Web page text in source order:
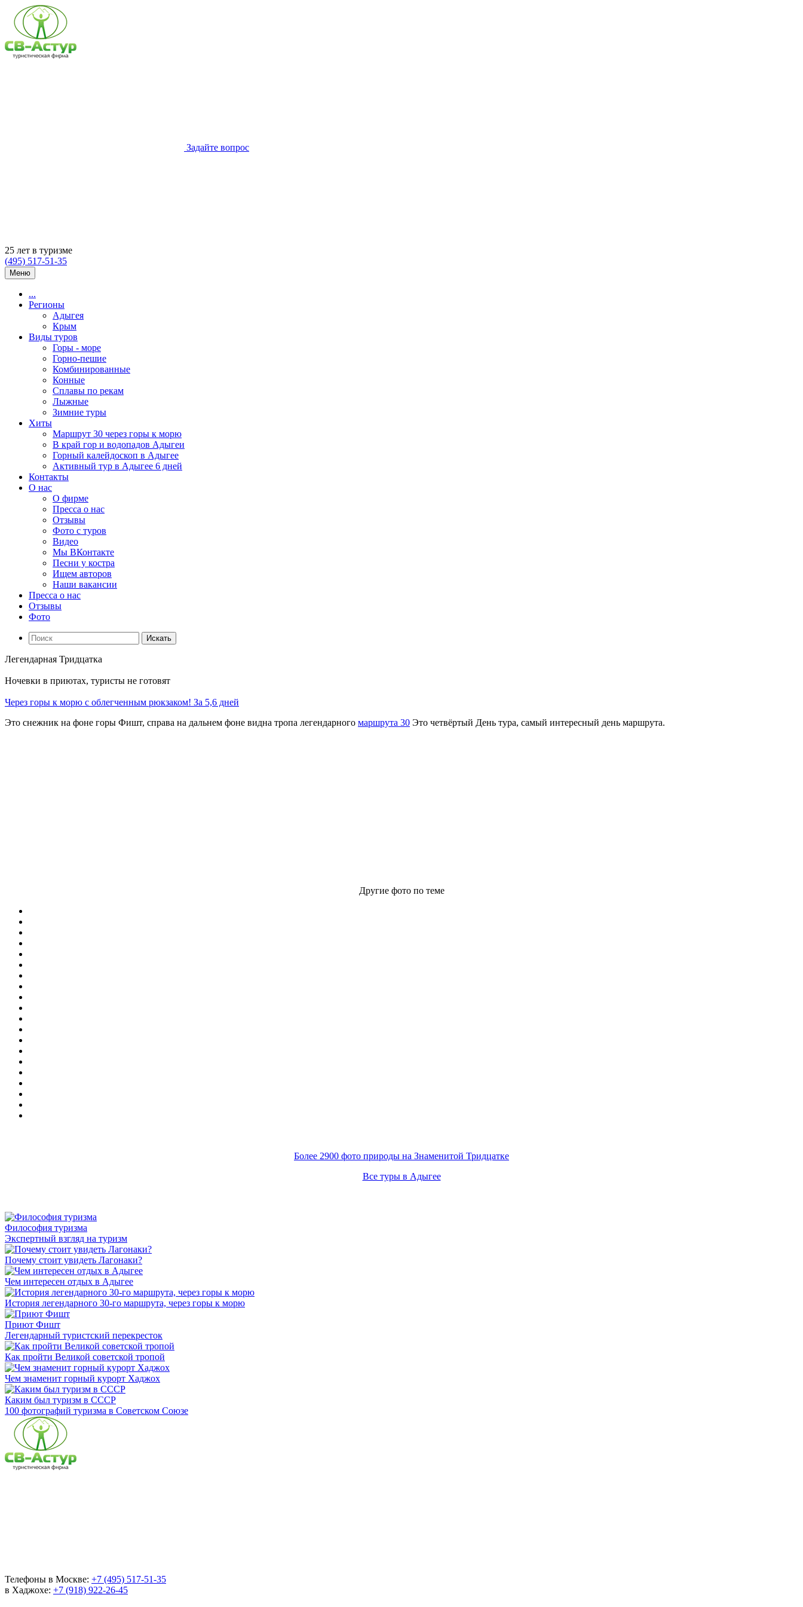
Задайте вопрос
25 лет в туризме
(495) 517-51-35
Меню
...
Регионы
Адыгея
Крым
Виды туров
Горы - море
Горно-пешие
Комбинированные
Конные
Сплавы по рекам
Лыжные
Зимние туры
Хиты
Маршрут 30 через горы к морю
В край гор и водопадов Адыгеи
Горный калейдоскоп в Адыгее
Активный тур в Адыгее 6 дней
Контакты
О нас
О фирме
Пресса о нас
Отзывы
Фото с туров
Видео
Мы ВКонтакте
Песни у костра
Ищем авторов
Наши вакансии
Пресса о нас
Отзывы
Фото
Искать
Легендарная Тридцатка
Ночевки в приютах, туристы не готовят
Через горы к морю с облегченным рюкзаком! За 5,6 дней
Это снежник на фоне горы Фишт, справа на дальнем фоне видна тропа легендарного маршрута 30 Это четвёртый День тура, самый интересный день маршрута.
Другие фото по теме
Более 2900 фото природы на Знаменитой Тридцатке
Все туры в Адыгее
Философия туризма
Экспертный взгляд на туризм
Почему стоит увидеть Лагонаки?
Чем интересен отдых в Адыгее
История легендарного 30-го маршрута, через горы к морю
Приют Фишт
Легендарный туристский перекресток
Как пройти Великой советской тропой
Чем знаменит горный курорт Хаджох
Каким был туризм в СССР
100 фотографий туризма в Советском Союзе
Телефоны в Москве: +7 (495) 517-51-35
в Хаджохе: +7 (918) 922-26-45